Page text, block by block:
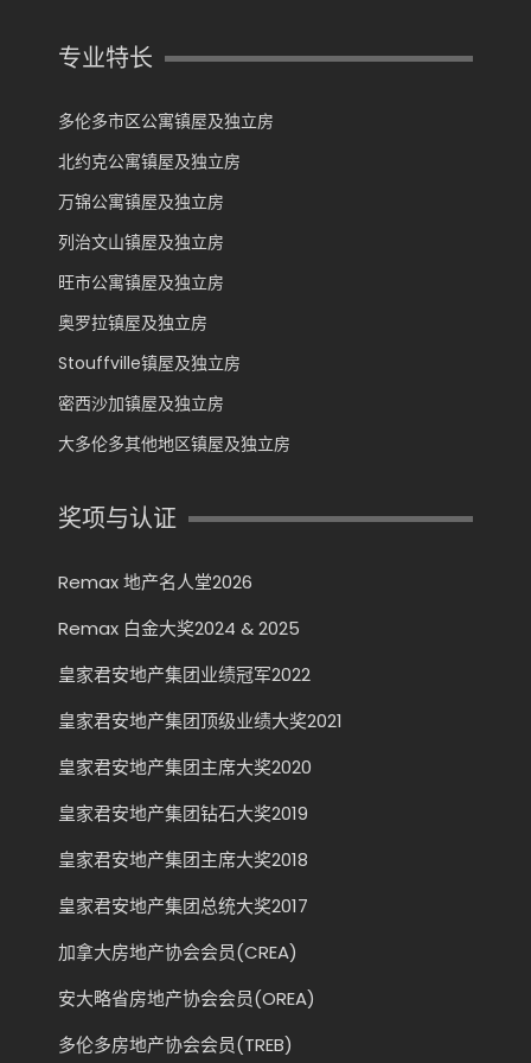
专业特长
多伦多市区公寓镇屋及独立房
北约克公寓镇屋及独立房
万锦公寓镇屋及独立房
列治文山镇屋及独立房
旺市公寓镇屋及独立房
奥罗拉镇屋及独立房
Stouffville镇屋及独立房
密西沙加镇屋及独立房
大多伦多其他地区镇屋及独立房
奖项与认证
Remax 地产名人堂2026
Remax 白金大奖2024 & 2025
皇家君安地产集团业绩冠军2022
皇家君安地产集团顶级业绩大奖2021
皇家君安地产集团主席大奖2020
皇家君安地产集团钻石大奖2019
皇家君安地产集团主席大奖2018
皇家君安地产集团总统大奖2017
加拿大房地产协会会员(CREA)
安大略省房地产协会会员(OREA)
多伦多房地产协会会员(TREB)